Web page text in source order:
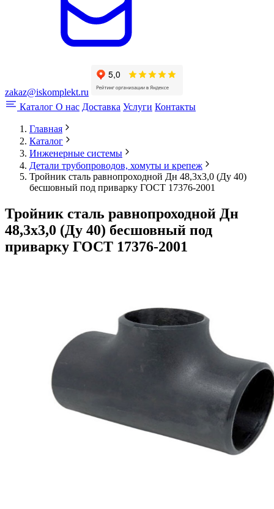
zakaz@iskomplekt.ru
Каталог О нас Доставка Услуги Контакты
Главная
Каталог
Инженерные системы
Детали трубопроводов, хомуты и крепеж
Тройник сталь равнопроходной Дн 48,3х3,0 (Ду 40)
бесшовный под приварку ГОСТ 17376-2001
Тройник сталь равнопроходной Дн
48,3х3,0 (Ду 40) бесшовный под
приварку ГОСТ 17376-2001